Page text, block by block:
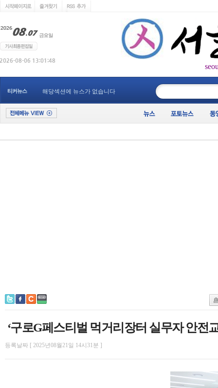
티커뉴스 해당섹션에 뉴스가 없습니다
‘구로G페스티벌 먹거리장터 실무자 안전
등록날짜 [ 2025년08월21일 14시31분 ]